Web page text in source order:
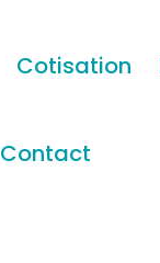
Cotisation
Contact